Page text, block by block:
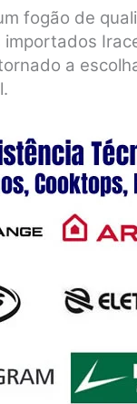
fogão de
a